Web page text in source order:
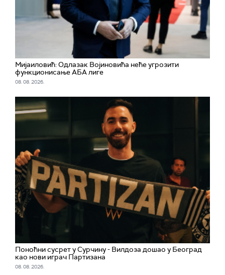
Мијаиловић: Одлазак Војиновића неће угрозити
функционисање АБА лиге
08. 08. 2026.
Поноћни сусрет у Сурчину - Вилдоза дошао у Београд
као нови играч Партизана
08. 08. 2026.